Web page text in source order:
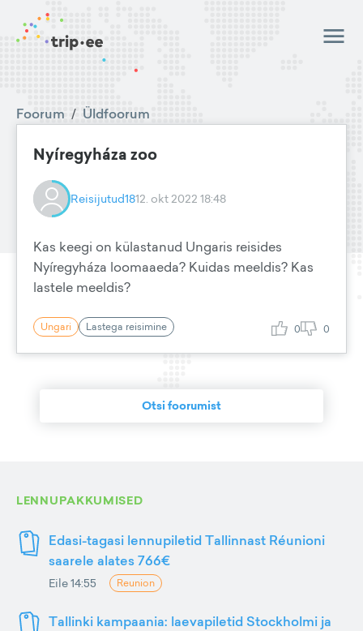
Foorum / Üldfoorum
Nyíregyháza zoo
Reisijutud1812. okt 2022 18:48
Kas keegi on külastanud Ungaris reisides
Nyíregyháza loomaaeda? Kuidas meeldis? Kas
lastele meeldis?
Ungari Lastega reisimine 0 0
Otsi foorumist
LENNUPAKKUMISED
Edasi-tagasi lennupiletid Tallinnast Réunioni
saarele alates 766€
Eile 14:55 Reunion
Tallinki kampaania: laevapiletid Stockholmi ja